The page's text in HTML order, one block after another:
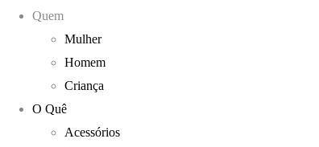
Quem
Mulher
Homem
Criança
O Quê
Acessórios